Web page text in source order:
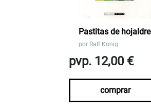
Pastitas de hojaldre
por Ralf König
pvp. 12,00 €
comprar